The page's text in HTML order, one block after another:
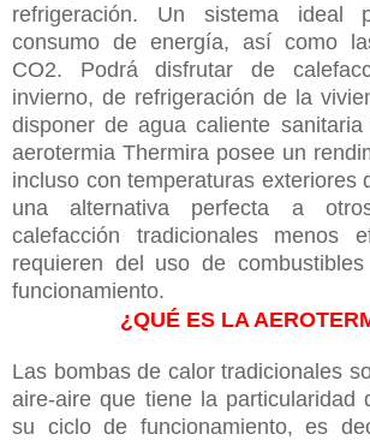
refrigeración. Un sistema ideal
consumo de energía, así como
CO2. Podrá disfrutar de
invierno, de refrigeración de la
disponer de agua caliente
aerotermia Thermira posee un
incluso con temperaturas exteriores
una alternativa perfecta a
calefacción tradicionales menos
requieren del uso de
funcionamiento.
¿QUÉ ES LA
Las bombas de calor tradicionales
aire-aire que tiene la particularidad
su ciclo de funcionamiento, es